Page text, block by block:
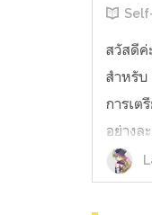
สวัสดีค่
สำหรับ
การเต
อย่างล
ลนจะ
ข้อมูลเ